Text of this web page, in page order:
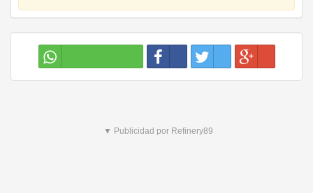
▼ Publicidad por Refinery89